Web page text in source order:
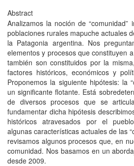
Abstract
Analizamos la noción de
poblaciones rurales mapuche actuales
la Patagonia argentina. Nos
elementos y procesos que constituyen
también son constituidos por la
factores históricos, económicos y
Proponemos la siguiente hipótesis: la
un significante flotante. Está
de diversos procesos que se
fundamentar dicha hipótesis
históricos atravesados por el
algunas características actuales de las
revisamos algunos procesos que, en
comunidad. Nos basamos en un
desde 2009.